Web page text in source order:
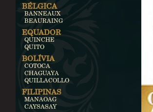
BÉLGICA
BANNEAUX
BEAURAING
EQUADOR
QUINCHE
QUITO
BOLÍVIA
COTOCA
CHAGUAYA
QUILLACOLLO
FILIPINAS
MANAOAG
CAYSASAY